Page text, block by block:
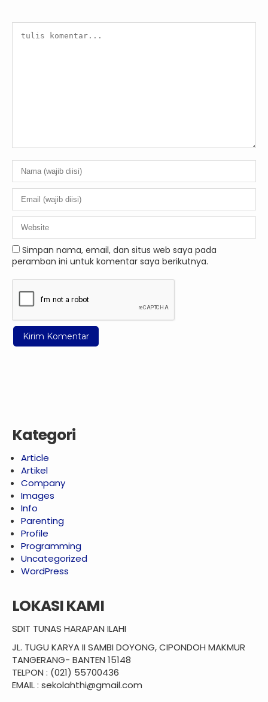
Simpan nama, email, dan situs web saya pada
peramban ini untuk komentar saya berikutnya.
Kategori
Article
Artikel
Company
Images
Info
Parenting
Profile
Programming
Uncategorized
WordPress
LOKASI KAMI
SDIT TUNAS HARAPAN ILAHI
JL. TUGU KARYA II SAMBI DOYONG, CIPONDOH MAKMUR
TANGERANG- BANTEN 15148
TELPON : (021) 55700436
EMAIL : sekolahthi@gmail.com